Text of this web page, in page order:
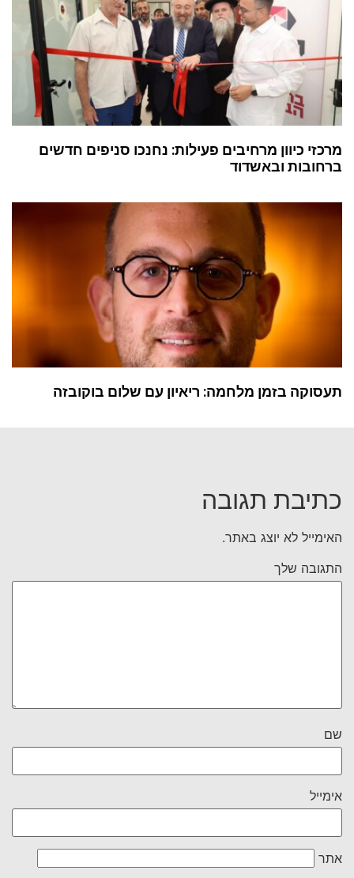
מרכזי כיוון מרחיבים פעילות: נחנכו סניפים חדשים
ברחובות ובאשדוד
תעסוקה בזמן מלחמה: ריאיון עם שלום בוקובזה
כתיבת תגובה
האימייל לא יוצג באתר.
התגובה שלך
שם
אימייל
אתר